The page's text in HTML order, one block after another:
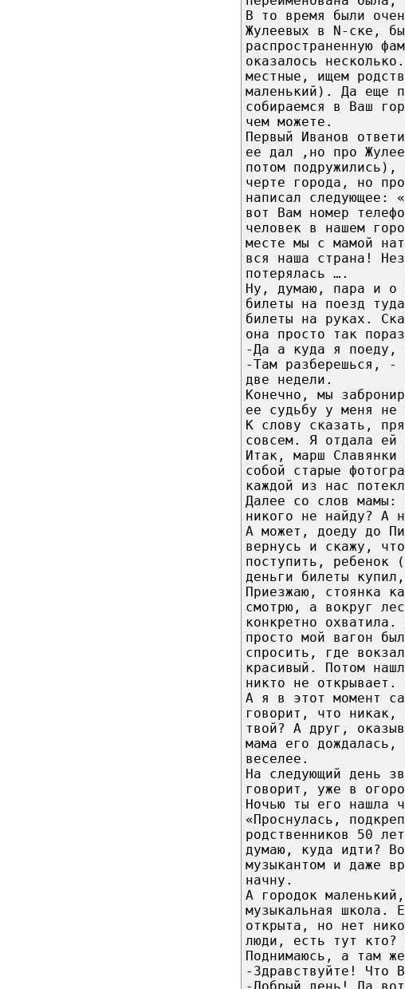
В то время были
Жулеевых в N-ске,
распространенную
оказалось
местные, ищем
маленький). Да еще
собираемся в Ваш
чем можете.
Первый Иванов
ее дал ,но про
потом
черте города, но
написал следующее:
вот Вам номер
человек в нашем
месте мы с мамой
вся наша страна!
потерялась ….
Ну, думаю, пара и о
билеты на поезд
билеты на руках.
она просто так
-Да а куда я поеду,
-Там разберешься, -
две недели.
Конечно, мы
ее судьбу у меня не
К слову сказать,
совсем. Я отдала ей
Итак, марш
собой старые
каждой из нас
Далее со слов
никого не найду? А
А может, доеду до
вернусь и скажу,
поступить, ребенок
деньги билеты
Приезжаю, стоянка
смотрю, а вокруг
конкретно
просто мой вагон
спросить, где
красивый. Потом
никто не открывает.
А я в этот момент
говорит, что никак,
твой? А друг,
мама его дождалась,
веселее.
На следующий день
говорит, уже в
Ночью ты его нашла
«Проснулась,
родственников 50
думаю, куда идти?
музыкантом и даже
начну.
А городок
музыкальная школа.
открыта, но нет
люди, есть тут кто?
Поднимаюсь, а там
-Здравствуйте! Что